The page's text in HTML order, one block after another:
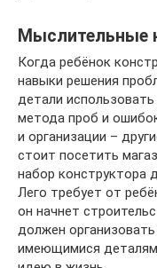
Мыслительные
Когда ребёнок
навыки решения
детали
метода проб и
и организации –
стоит посетить
набор конструктора
Лего требует от
он начнет
должен
имеющимися